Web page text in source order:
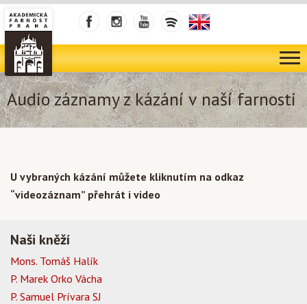
Audio záznamy z kázání v naší farnosti
U vybraných kázání můžete kliknutím na odkaz
“videozáznam” přehrát i video
Naši kněží
Mons. Tomáš Halík
P. Marek Orko Vácha
P. Samuel Prívara SJ